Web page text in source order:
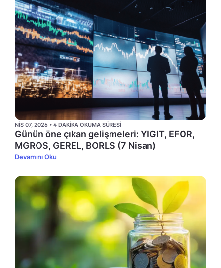
NIS 07, 2026 • 4 DAKIKA OKUMA SÜRESI
Günün öne çıkan gelişmeleri: YIGIT, EFOR,
MGROS, GEREL, BORLS (7 Nisan)
Devamını Oku